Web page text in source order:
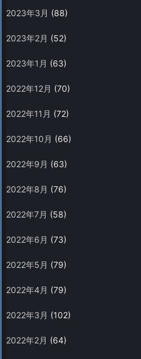
2023年3月 (88)
2023年2月 (52)
2023年1月 (63)
2022年12月 (70)
2022年11月 (72)
2022年10月 (66)
2022年9月 (63)
2022年8月 (76)
2022年7月 (58)
2022年6月 (73)
2022年5月 (79)
2022年4月 (79)
2022年3月 (102)
2022年2月 (64)